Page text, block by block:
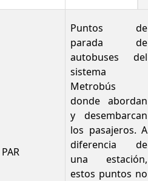
PAR
Puntos de
parada de
autobuses del
sistema
Metrobús
donde abordan
y desembarcan
los pasajeros. A
diferencia de
una estación,
estos puntos no